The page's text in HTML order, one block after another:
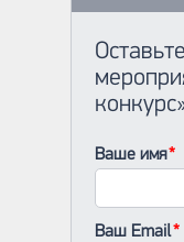
Ваше имя
Ваш Email